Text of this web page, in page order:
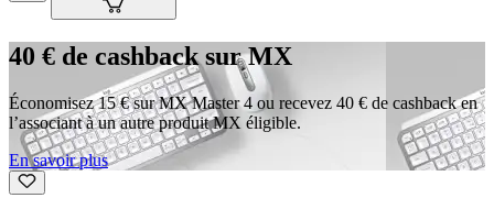
40 € de cashback sur MX
Économisez 15 € sur MX Master 4 ou recevez 40 € de cashback en
l’associant à un autre produit MX éligible.
En savoir plus